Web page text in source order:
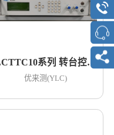
YLCTTC10系列 转台控制器
优来测(YLC)